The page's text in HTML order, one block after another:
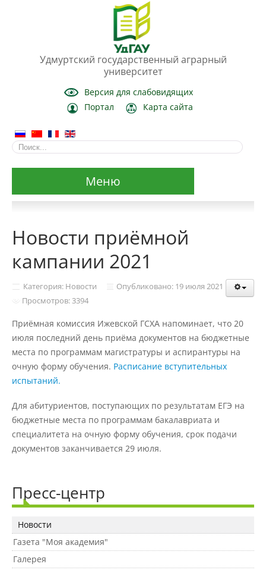
Удмуртский государственный аграрный
университет
Версия для слабовидящих
Портал
Карта сайта
Меню
Основные сведения
образовательной организацией
Документы
Образовательные стандарты и
требования
Образование
Руководство
Педагогический состав
Материально-техническое
обеспечение и оснащенность
образовательного процесса
Новости приёмной
кампании 2021
Категория: Новости
Опубликовано: 19 июля 2021
Просмотров: 3394
Приёмная комиссия Ижевской ГСХА напоминает, что 20
июля последний день приёма документов на бюджетные
места по программам магистратуры и аспирантуры на
очную форму обучения. Расписание вступительных
испытаний.
Для абитуриентов, поступающих по результатам ЕГЭ на
бюджетные места по программам бакалавриата и
специалитета на очную форму обучения, срок подачи
документов заканчивается 29 июля.
Пресс-центр
Новости
Газета "Моя академия"
Галерея